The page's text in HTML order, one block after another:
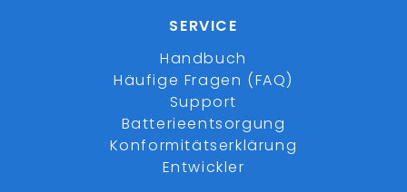
SERVICE
Handbuch
Häufige Fragen (FAQ)
Support
Batterieentsorgung
Konformitätserklärung
Entwickler